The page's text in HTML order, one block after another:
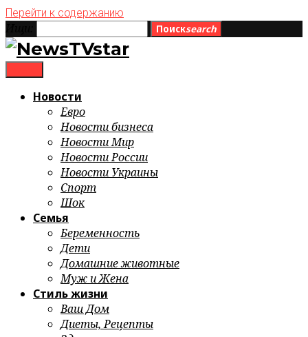
Перейти к содержанию
Поискsearch
Новости
Евро
Новости бизнеса
Новости Мир
Новости России
Новости Украины
Спорт
Шок
Семья
Беременность
Дети
Домашние животные
Муж и Жена
Стиль жизни
Ваш Дом
Диеты, Рецепты